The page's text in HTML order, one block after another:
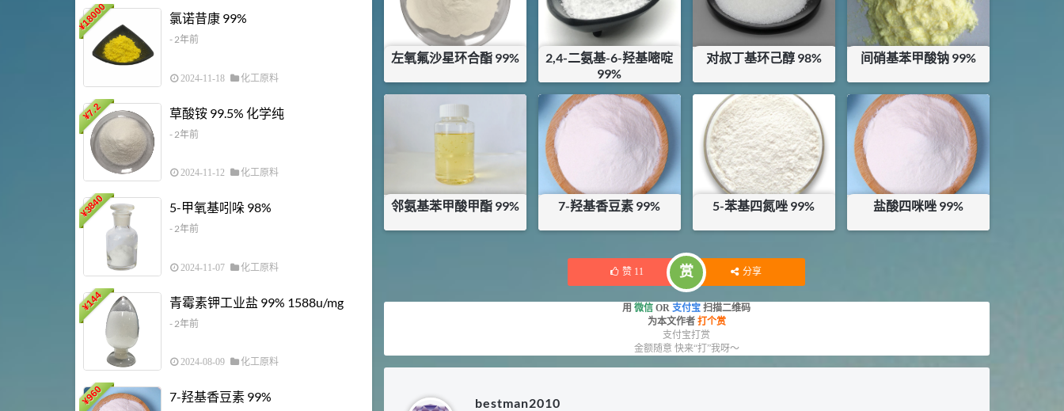
左氧氟沙星环合酯 99%
¥130
2,4-二氨基-6-羟基嘧啶
99%
¥220
库存： 9.21 KG
对叔丁基环己醇 98%
¥35
库存：4 KG
间硝基苯甲酸钠 99%
¥92
邻氨基苯甲酸甲酯 99% 7-羟基香豆素 99%
库存：0KG
5-苯基四氮唑 99%
库存：0KG
盐酸四咪唑 99%
赞 11 赏 分享
用 微信 OR 支付宝 扫描二维码
为本文作者 打个赏
支付宝打赏
金额随意 快来“打”我呀～
bestman2010
¥
18000 氯诺昔康 99%
- 2年前
2024-11-18 化工原料
¥
7.2 草酸铵 99.5% 化学纯
- 2年前
2024-11-12 化工原料
¥
3840 5-甲氧基吲哚 98%
- 2年前
2024-11-07 化工原料
¥
144 青霉素钾工业盐 99% 1588u/mg
- 2年前
2024-08-09 化工原料
¥
960 7-羟基香豆素 99%
多效唑 90%
浏览量 - 4.4w
N-羟甲基丙烯酰胺 98% NMA
浏览量 - 1.98w
2021-06-22 化工原料
5
对甲氧基苯甲醛（茴香醛）
99.5%
69.6 6
S-羧甲基-L-半胱氨酸(羧甲司坦)
抗氧剂BHT 99.5%